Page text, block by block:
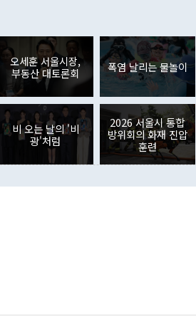
열리는 '동방경제포럼(EEF)'을 언급하
고 있다"고 발언한 데 대해서도 조 장관
직 거기까지 진도가 나가지 않았다"고
구상과 설명은 정부 내 조율을 거치지
주적 표현 대체와 국호 사용, 9·19 군
일부 장관이 결정할 사안이 아니어서 월
통령은 정 장관의 업무보고를 듣고 난
인난 건 아니다"라고 재차 확인했다. 정
용은 대부분 국가안전보장회의(NSC)
의 개인적 생각에 가깝다"며 "안보 관
아닌 사안을 추진하겠다고 업무보고를
자가 나서야 한다'고 주장한 것은 심각
넘어선 것이다. 직접투자에서는 내국
외국인의 국내투자가 46억3000만달러
인의 국내 주식 매도세가 이어졌다. 외
매도 등의 영향으로 316억1000만달러
에 이어 역대 최대 순매도 기록을 다시
세계국채지수(WGBI) 자금 유입에도
이 줄어든 52억9000만달러를 기록했
을 중심으로 35억6000만달러 증가했
오세훈 서울시장,
부동산 대토론회
폭염 날리는 물놀이
비 오는 날의 '비
광'처럼
2026 서울시 통합
방위회의 화재 진압
훈련